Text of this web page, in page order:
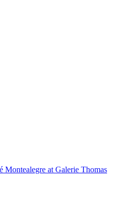
Montealegre at Galerie Thomas